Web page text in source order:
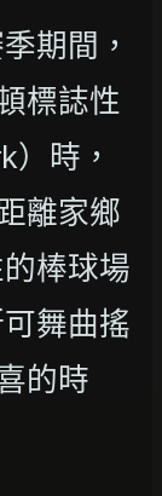
期間，
標誌性
時，
離家鄉
棒球場
舞曲搖
的時